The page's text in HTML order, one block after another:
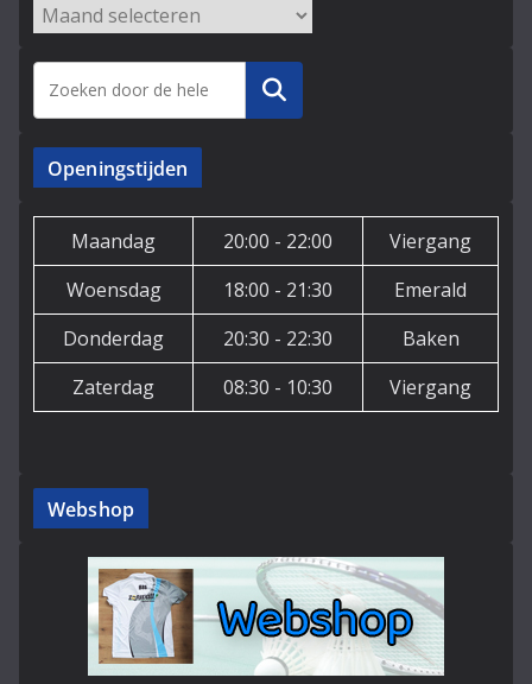
Archieven
Zoeken
Openingstijden
Maandag 20:00 - 22:00
Viergang
Woensdag
18:00 - 21:30
Emerald
Donderdag
20:30 - 22:30
Baken
Zaterdag
08:30 - 10:30 Viergang
Webshop